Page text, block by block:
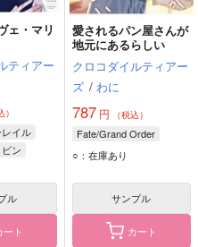
ェ・マリ
ティアー
）
イル
ン
ー
ル
ート
愛されるパン屋さんが
地元にあるらしい
クロコダイルティアー
ズ / わに
787円 （税込）
Fate/Grand Order
○：在庫あり
サンプル
カート